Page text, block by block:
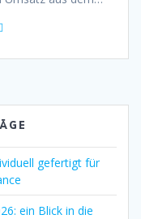
gefertigt für
ein Blick in die